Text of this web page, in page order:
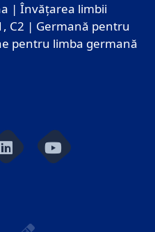
| Învățarea limbii
C2 | Germană pentru
pentru limba germană